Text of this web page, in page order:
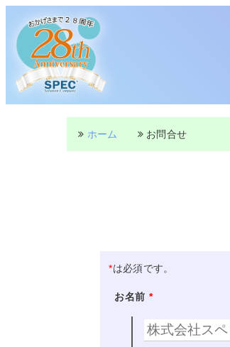
ホーム お問合せ
*は必須です。
お名前*